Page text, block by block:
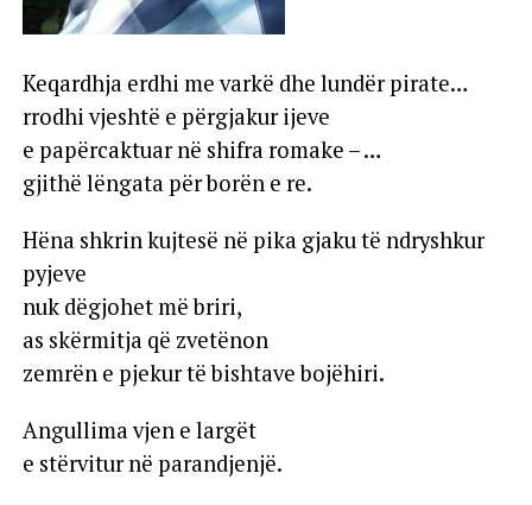
Keqardhja erdhi me varkë dhe lundër pirate…
rrodhi vjeshtë e përgjakur ijeve
e papërcaktuar në shifra romake –…
gjithë lëngata për borën e re.
Hëna shkrin kujtesë në pika gjaku të ndryshkur
pyjeve
nuk dëgjohet më briri,
as skërmitja që zvetënon
zemrën e pjekur të bishtave bojëhiri.
Angullima vjen e largët
e stërvitur në parandjenjë.